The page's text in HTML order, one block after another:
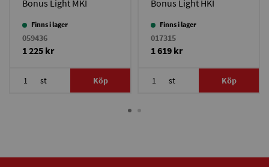
Bonus Light MKI
Finns i lager
059436
1 225 kr
st Köp
Bonus Light HKI
Finns i lager
017315
1 619 kr
st Köp